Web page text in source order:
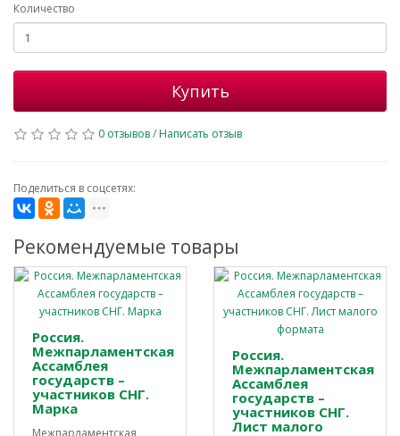
Количество
Купить
0 отзывов/Написать отзыв
Поделиться в соцсетях:
Рекомендуемые товары
Россия.
Межпарламентская
Ассамблея
государств –
участников СНГ.
Марка
Россия.
Межпарламентская
Ассамблея
государств –
участников СНГ.
Лист малого